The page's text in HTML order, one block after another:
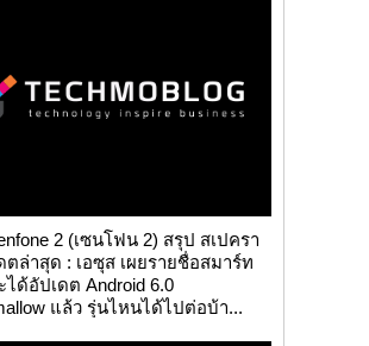
2 (เซนโฟน 2) สรุป สเปครา
ตล่าสุด : เอซุส เผยรายชื่อสมาร์ท
ด้อัปเดต Android 6.0
แล้ว รุ่นไหนได้ไปต่อบ้า...